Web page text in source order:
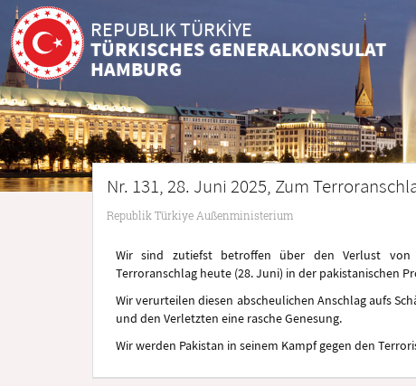
REPUBLIK TÜRKİYE
TÜRKISCHES GENERALKONSULAT
HAMBURG
Nr. 131, 28. Juni 2025, Zum
Republik Türkiye Außenministerium
Wir sind zutiefst betroffen über den Verlust von
Terroranschlag heute (28. Juni) in der pakistanischen
Wir verurteilen diesen abscheulichen Anschlag aufs
und den Verletzten eine rasche Genesung.
Wir werden Pakistan in seinem Kampf gegen den